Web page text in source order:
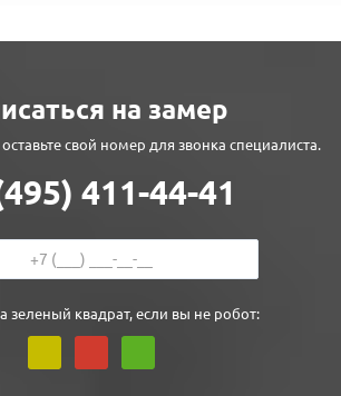
на замер
свой номер для звонка специалиста.
411-44-41
зеленый квадрат, если вы не робот: